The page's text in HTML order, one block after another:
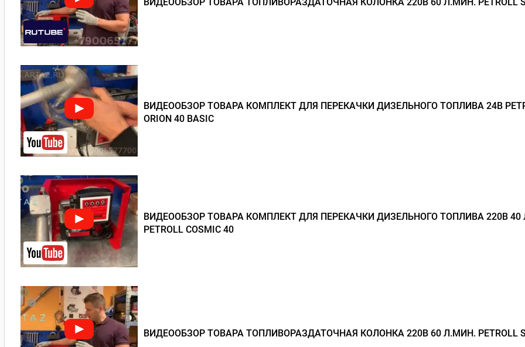
ВИДЕООБЗОР ТОВАРА КОМПЛЕКТ ДЛЯ ПЕРЕКАЧКИ ДИЗЕЛЬНОГО ТОПЛИВА 24В
ORION 40 BASIC
ВИДЕООБЗОР ТОВАРА КОМПЛЕКТ ДЛЯ ПЕРЕКАЧКИ ДИЗЕЛЬНОГО ТОПЛИВА 220В 40
PETROLL COSMIC 40
ВИДЕООБЗОР ТОВАРА ТОПЛИВОРАЗДАТОЧНАЯ КОЛОНКА 220В 60 Л.МИН. PETROLL